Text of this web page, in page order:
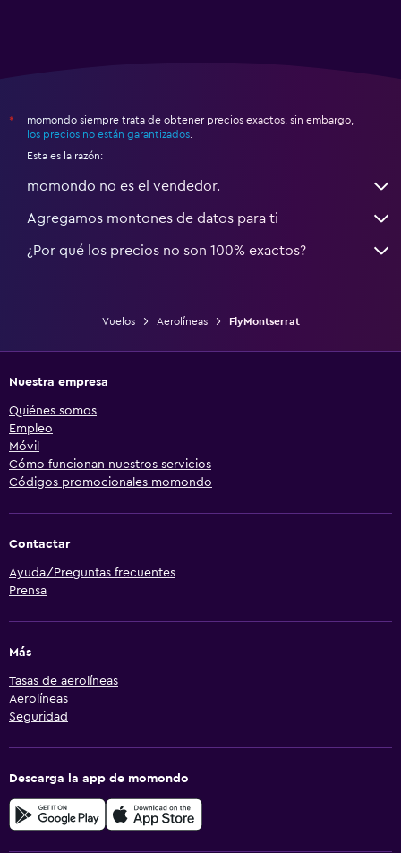
*
momondo siempre trata de obtener precios exactos, sin embargo,
los precios no están garantizados
Esta es la razón:
momondo no es el vendedor.
Agregamos montones de datos para ti
¿Por qué los precios no son 100% exactos?
Vuelos Aerolíneas FlyMontserrat
Nuestra empresa
Quiénes somos
Empleo
Móvil
Cómo funcionan nuestros servicios
Códigos promocionales momondo
Contactar
Ayuda/Preguntas frecuentes
Prensa
Más
Tasas de aerolíneas
Aerolíneas
Seguridad
Descarga la app de momondo